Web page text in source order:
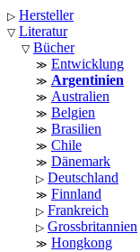
Hersteller
Literatur
Bücher
Entwicklung
Argentinien
Australien
Belgien
Brasilien
Chile
Dänemark
Deutschland
Finnland
Frankreich
Grossbritannien
Hongkong